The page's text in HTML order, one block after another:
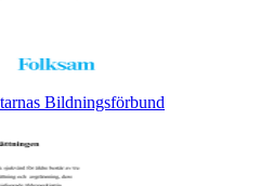
Bildningsförbund